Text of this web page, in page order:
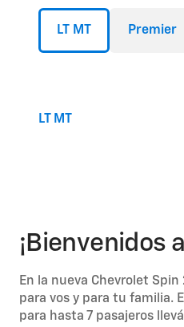
LT MT Premier
LT MT
¡Bienvenidos
En la nueva Chevrolet
para vos y para tu familia.
para hasta 7 pasajeros